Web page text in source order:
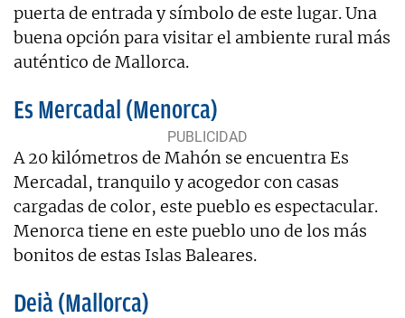
puerta de entrada y símbolo de este lugar. Una
buena opción para visitar el ambiente rural más
auténtico de Mallorca.
Es Mercadal (Menorca)
A 20 kilómetros de Mahón se encuentra Es
Mercadal, tranquilo y acogedor con casas
cargadas de color, este pueblo es espectacular.
Menorca tiene en este pueblo uno de los más
bonitos de estas Islas Baleares.
Deià (Mallorca)